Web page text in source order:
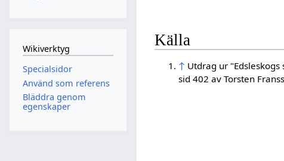
Källa
↑ Utdrag ur
sid 402 av Torsten
Wikiverktyg
Specialsidor
Använd som referens
Bläddra genom
egenskaper